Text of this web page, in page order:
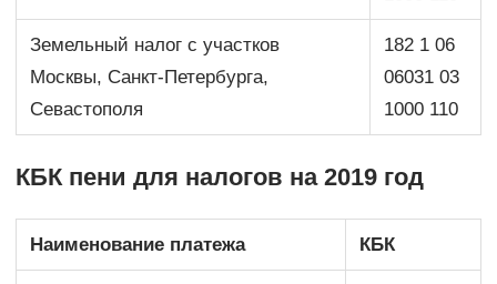
Земельный налог с участков
Москвы, Санкт-Петербурга,
Севастополя
182 1 06
06031 03
1000 110
КБК пени для налогов на 2019 год
Наименование платежа КБК